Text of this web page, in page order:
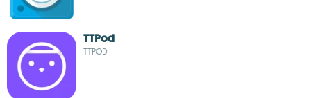
TTPod
TTPOD